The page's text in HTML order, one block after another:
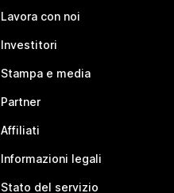
Lavora con noi
Investitori
Stampa e media
Partner
Affiliati
Informazioni legali
Stato del servizio